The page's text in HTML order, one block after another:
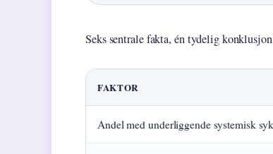
Seks sentrale fakta, én tydelig
FAKTOR
Andel med underliggende systemisk